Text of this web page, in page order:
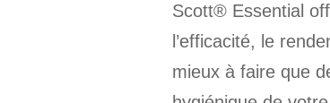
Scott® Essential
l’efficacité, le
mieux à faire que